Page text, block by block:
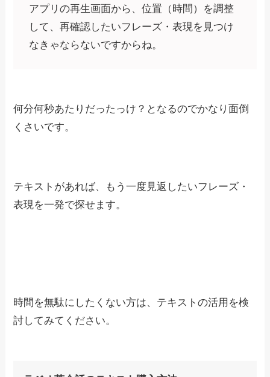
アプリの再生画面から、位置（時間）を調整
して、再確認したいフレーズ・表現を見つけ
なきゃならないですからね。
何分何秒あたりだったっけ？となるのでかなり面倒
くさいです。
テキストがあれば、もう一度見返したいフレーズ・
表現を一発で探せます。
時間を無駄にしたくない方は、テキストの活用を検
討してみてください。